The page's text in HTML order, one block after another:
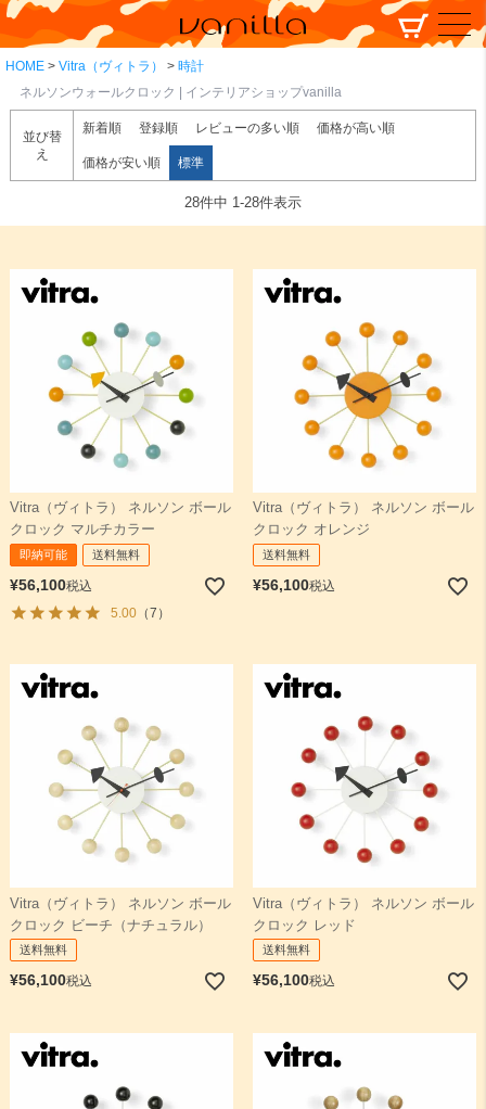
HOME Vitra（ヴィトラ）
時計
ネルソンウォールクロック | インテリアショップvanilla
検索
並び替
え
新着順 登録順 レビューの多い順 価格が高い順
価格が安い順 標準
28件中 1-28件表示
Vitra（ヴィトラ） ネルソン ボール
クロック マルチカラー
即納可能 送料無料
¥56,100税込
5.00（7）
Vitra（ヴィトラ） ネルソン ボール
クロック オレンジ
送料無料
¥56,100税込
Vitra（ヴィトラ） ネルソン ボール
クロック ビーチ（ナチュラル）
送料無料
¥56,100税込
Vitra（ヴィトラ） ネルソン ボール
クロック レッド
送料無料
¥56,100税込